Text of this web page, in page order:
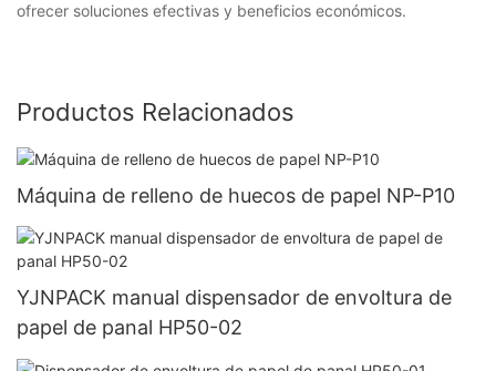
ofrecer soluciones efectivas y beneficios económicos.
Productos Relacionados
Máquina de relleno de huecos de papel NP-P10
YJNPACK manual dispensador de envoltura de
papel de panal HP50-02